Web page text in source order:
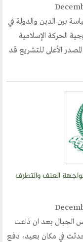
بين الدين والدولة في
الحركة الإسلامية
الأعلى للتشريع قد
العنف والتطرف
الجبال بعد ان ذاعت
في مكان بعيد، دفع